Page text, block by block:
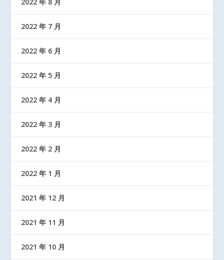
2022 年 8 月
2022 年 7 月
2022 年 6 月
2022 年 5 月
2022 年 4 月
2022 年 3 月
2022 年 2 月
2022 年 1 月
2021 年 12 月
2021 年 11 月
2021 年 10 月